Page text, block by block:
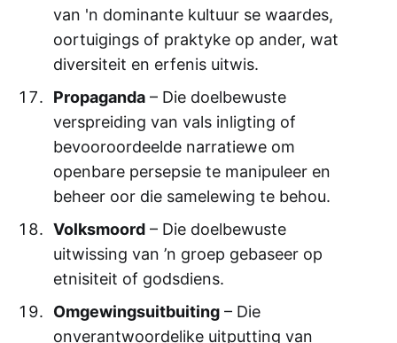
van 'n dominante kultuur se waardes,
oortuigings of praktyke op ander, wat
diversiteit en erfenis uitwis.
Propaganda– Die doelbewuste
verspreiding van vals inligting of
bevooroordeelde narratiewe om
openbare persepsie te manipuleer en
beheer oor die samelewing te behou.
Volksmoord– Die doelbewuste
uitwissing van ’n groep gebaseer op
etnisiteit of godsdiens.
Omgewingsuitbuiting– Die
onverantwoordelike uitputting van